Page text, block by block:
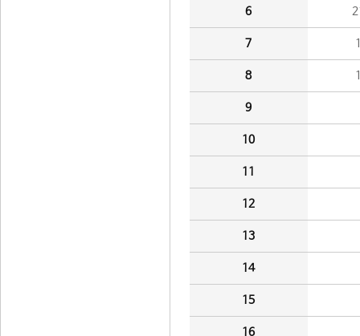
6
7
8
9
10
11
12
13
14
15
16